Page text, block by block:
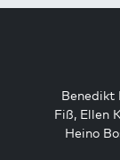
Benedikt
Fiß, Ellen
Heino